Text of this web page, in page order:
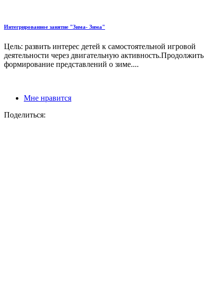
Интегрированное занятие "Зима- Зима"
Цель: развить интерес детей к самостоятельной игровой
деятельности через двигательную активность.Продолжить
формирование представлений о зиме....
Мне нравится
Поделиться: